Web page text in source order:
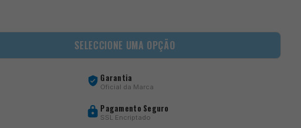
SELECCIONE UMA OPÇÃO
Garantia
Oficial da Marca
Pagamento Seguro
SSL Encriptado